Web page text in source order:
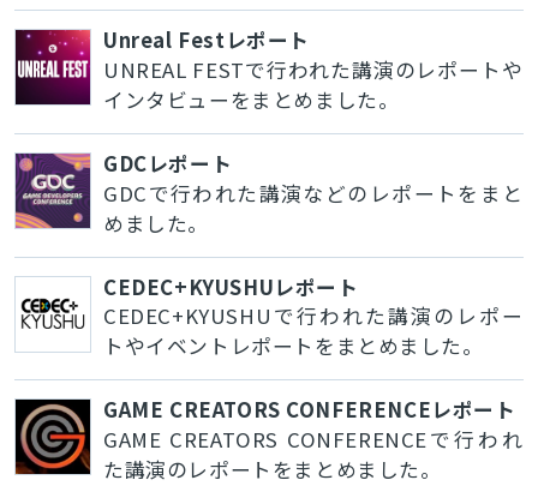
Unreal Festレポート
UNREAL FESTで行われた講演のレポートや
インタビューをまとめました。
GDCレポート
GDCで行われた講演などのレポートをまと
めました。
CEDEC+KYUSHUレポート
CEDEC+KYUSHUで行われた講演のレポー
トやイベントレポートをまとめました。
GAME CREATORS CONFERENCEレポート
GAME CREATORS CONFERENCEで行われ
た講演のレポートをまとめました。